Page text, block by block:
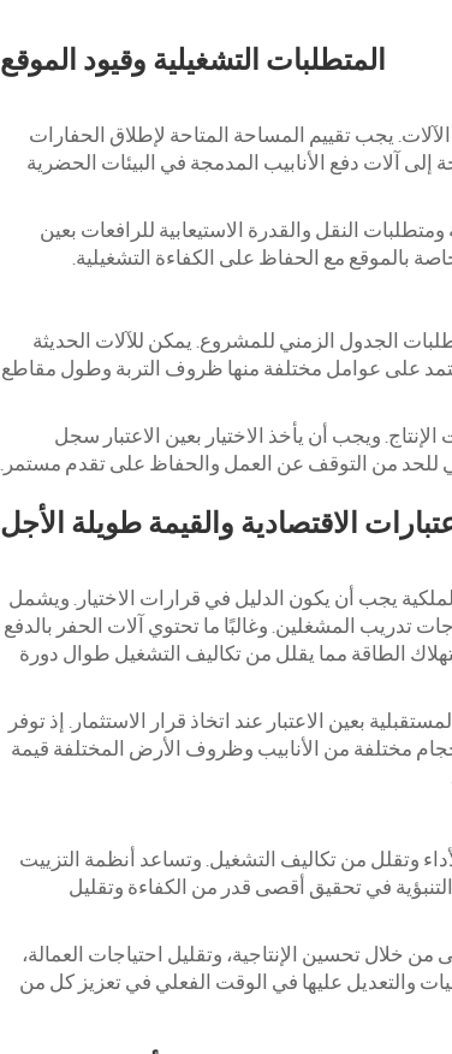
المتطلبات التشغيلية وقيود الموقع
الآلات. يجب تقييم المساحة المتاحة لإطلاق الحفارات
آلات دفع الأنابيب المدمجة في البيئات الحضرية
النقل والقدرة الاستيعابية للرافعات بعين
بالموقع مع الحفاظ على الكفاءة التشغيلية.
الجدول الزمني للمشروع. يمكن للآلات الحديثة
على عوامل مختلفة منها ظروف التربة وطول مقاطع
ويجب أن يأخذ الاختيار بعين الاعتبار سجل
للحد من التوقف عن العمل والحفاظ على تقدم مستمر.
الاقتصادية والقيمة طويلة الأجل
يجب أن يكون الدليل في قرارات الاختيار. ويشمل
تدريب المشغلين. وغالبًا ما تحتوي آلات الحفر بالدفع
الطاقة مما يقلل من تكاليف التشغيل طوال دورة
بعين الاعتبار عند اتخاذ قرار الاستثمار. إذ توفر
مختلفة من الأنابيب وظروف الأرض المختلفة قيمة
وتقلل من تكاليف التشغيل. وتساعد أنظمة التزييت
التنبؤية في تحقيق أقصى قدر من الكفاءة وتقليل
من خلال تحسين الإنتاجية، وتقليل احتياجات العمالة،
والتعديل عليها في الوقت الفعلي في تعزيز كل من